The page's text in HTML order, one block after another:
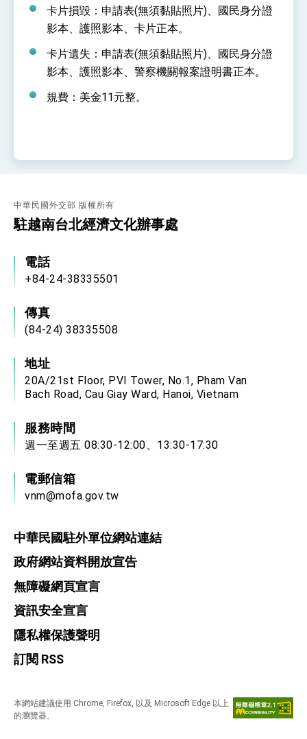
外交部長林佳龍午宴歡迎美國聯邦參議員蓋耶哥
訪問團
外交部長林佳龍接見美國智庫「德國馬歇爾基金
臺美經貿談判獲階段性成果 卓揆期勉爭取時間完
成「臺美對等貿易協定」簽署
利戰略地位 全力支持「臺美對等貿易協定」簽署
年談話
總統主持「守護民主台灣國安行動方案」記者
總統發表執政周年談話 盼面對未來挑戰 堅持
我國政府將在美國亞利桑納州設立「駐鳳凰城辦
事處」，進一步深化台美交流合作
卡片損毀：申請表(無須黏貼照片)、國民身分證
影本、護照影本、卡片正本。
卡片遺失：申請表(無須黏貼照片)、國民身分證
影本、護照影本、警察機關報案證明書正本。
規費：美金11元整。
中華民國外交部 版權所有
駐越南台北經濟文化辦事處
電話
+84-24-38335501
傳真
(84-24) 38335508
地址
20A/21st Floor, PVI Tower, No.1, Pham Van
Bach Road, Cau Giay Ward, Hanoi, Vietnam
服務時間
週一至週五 08:30-12:00、13:30-17:30
電郵信箱
vnm@mofa.gov.tw
中華民國駐外單位網站連結
政府網站資料開放宣告
無障礙網頁宣言
資訊安全宣言
隱私權保護聲明
訂閱 RSS
本網站建議使用 Chrome, Firefox, 以及 Microsoft Edge 以上
的瀏覽器。